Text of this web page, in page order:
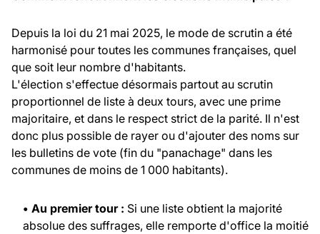
Depuis la loi du 21 mai 2025, le mode de scrutin a été
harmonisé pour toutes les communes françaises, quel
que soit leur nombre d'habitants.
L'élection s'effectue désormais partout au scrutin
proportionnel de liste à deux tours, avec une prime
majoritaire, et dans le respect strict de la parité. Il n'est
donc plus possible de rayer ou d'ajouter des noms sur
les bulletins de vote (fin du "panachage" dans les
communes de moins de 1 000 habitants).
• Au premier tour : Si une liste obtient la majorité
absolue des suffrages, elle remporte d'office la moitié